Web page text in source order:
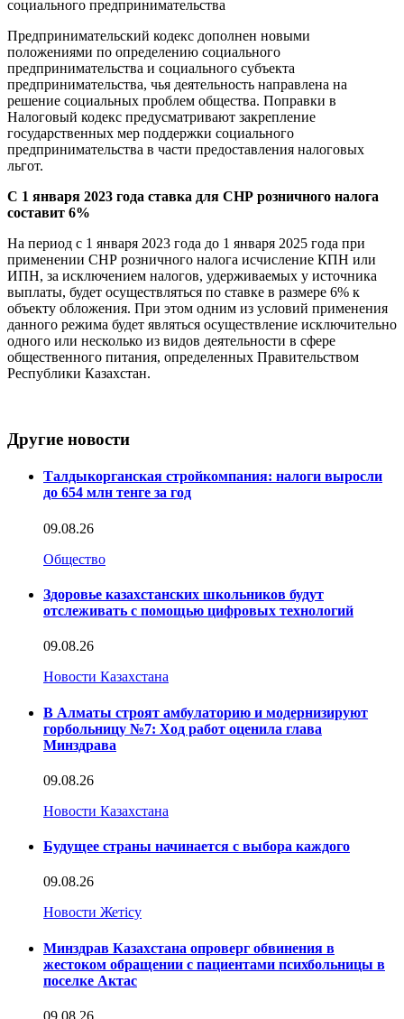
социального предпринимательства
Предпринимательский кодекс дополнен новыми
положениями по определению социального
предпринимательства и социального субъекта
предпринимательства, чья деятельность направлена на
решение социальных проблем общества. Поправки в
Налоговый кодекс предусматривают закрепление
государственных мер поддержки социального
предпринимательства в части предоставления налоговых
льгот.
С 1 января 2023 года ставка для СНР розничного налога
составит 6%
На период с 1 января 2023 года до 1 января 2025 года при
применении СНР розничного налога исчисление КПН или
ИПН, за исключением налогов, удерживаемых у источника
выплаты, будет осуществляться по ставке в размере 6% к
объекту обложения. При этом одним из условий применения
данного режима будет являться осуществление исключительно
одного или несколько из видов деятельности в сфере
общественного питания, определенных Правительством
Республики Казахстан.
Другие новости
Талдыкорганская стройкомпания: налоги выросли
до 654 млн тенге за год
09.08.26
Общество
Здоровье казахстанских школьников будут
отслеживать с помощью цифровых технологий
09.08.26
Новости Казахстана
В Алматы строят амбулаторию и модернизируют
горбольницу №7: Ход работ оценила глава
Минздрава
09.08.26
Новости Казахстана
Будущее страны начинается с выбора каждого
09.08.26
Новости Жетісу
Минздрав Казахстана опроверг обвинения в
жестоком обращении с пациентами психбольницы в
поселке Актас
09.08.26